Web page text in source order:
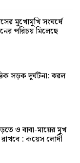
মুখোমুখি সংঘর্ষে
পরিচয় মিলেছে
সড়ক দুর্ঘটনা: ঝরল
ও বাবা-মায়ের মুখ
: কয়েস লোদী